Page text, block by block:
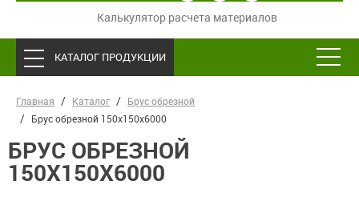
Калькулятор расчета материалов
КАТАЛОГ ПРОДУКЦИИ
Главная Каталог
Брус обрезной
Брус обрезной 150х150х6000
БРУС ОБРЕЗНОЙ
150Х150Х6000